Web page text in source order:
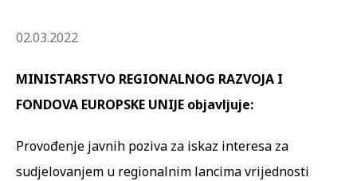
02.03.2022
MINISTARSTVO REGIONALNOG RAZVOJA I
FONDOVA EUROPSKE UNIJE objavljuje:
Provođenje javnih poziva za iskaz interesa za
sudjelovanjem u regionalnim lancima vrijednosti